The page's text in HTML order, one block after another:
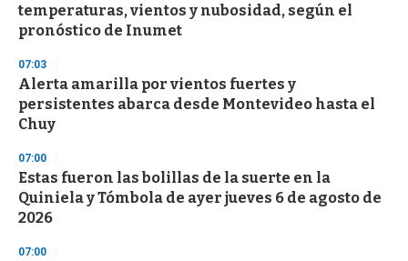
temperaturas, vientos y nubosidad, según el
pronóstico de Inumet
07:03
Alerta amarilla por vientos fuertes y
persistentes abarca desde Montevideo hasta el
Chuy
07:00
Estas fueron las bolillas de la suerte en la
Quiniela y Tómbola de ayer jueves 6 de agosto de
2026
07:00